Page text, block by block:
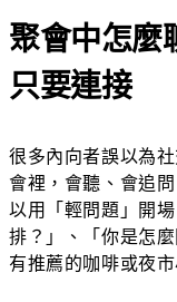
聚會中怎麼
只要連接
很多內向者誤以為
會裡，會聽、會追
以用「輕問題」開
排？」、「你是怎
有推薦的咖啡或夜市